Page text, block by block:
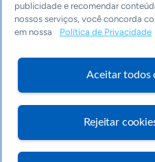
Economia & Política
Inovação & Tecnologia
Dados
publicidade e recomendar
nossos serviços, você concorda
em nossa
Política de Privacidade
Aceitar todos
Rejeitar